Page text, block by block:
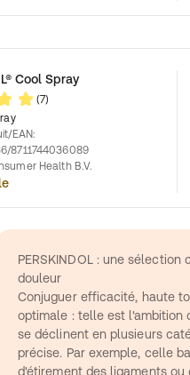
Cool Spray
(7)
EAN:
8711744036089
Health B.V.
PERSKINDOL : une
douleur
Conjuguer efficacité, haute
optimale : telle est l'ambition
se déclinent en plusieurs
précise. Par exemple, celle
d'étirement des ligaments ou